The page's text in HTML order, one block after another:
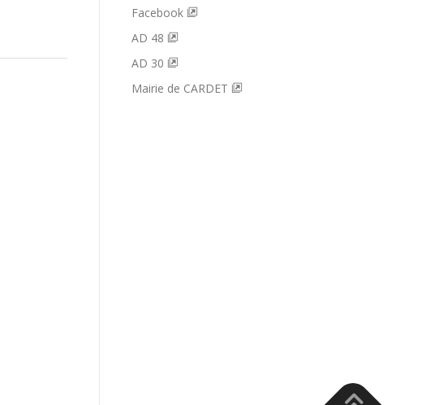
Facebook
AD 48
AD 30
Mairie de CARDET